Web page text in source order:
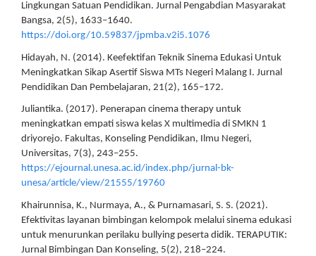
Lingkungan Satuan Pendidikan. Jurnal Pengabdian Masyarakat
Bangsa, 2(5), 1633–1640.
https://doi.org/10.59837/jpmba.v2i5.1076
Hidayah, N. (2014). Keefektifan Teknik Sinema Edukasi Untuk
Meningkatkan Sikap Asertif Siswa MTs Negeri Malang I. Jurnal
Pendidikan Dan Pembelajaran, 21(2), 165–172.
Juliantika. (2017). Penerapan cinema therapy untuk
meningkatkan empati siswa kelas X multimedia di SMKN 1
driyorejo. Fakultas, Konseling Pendidikan, Ilmu Negeri,
Universitas, 7(3), 243–255.
https://ejournal.unesa.ac.id/index.php/jurnal-bk-
unesa/article/view/21555/19760
Khairunnisa, K., Nurmaya, A., & Purnamasari, S. S. (2021).
Efektivitas layanan bimbingan kelompok melalui sinema edukasi
untuk menurunkan perilaku bullying peserta didik. TERAPUTIK:
Jurnal Bimbingan Dan Konseling, 5(2), 218–224.